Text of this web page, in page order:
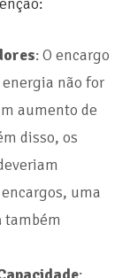
: O encargo
energia não for
aumento de
disso, os
uma
também